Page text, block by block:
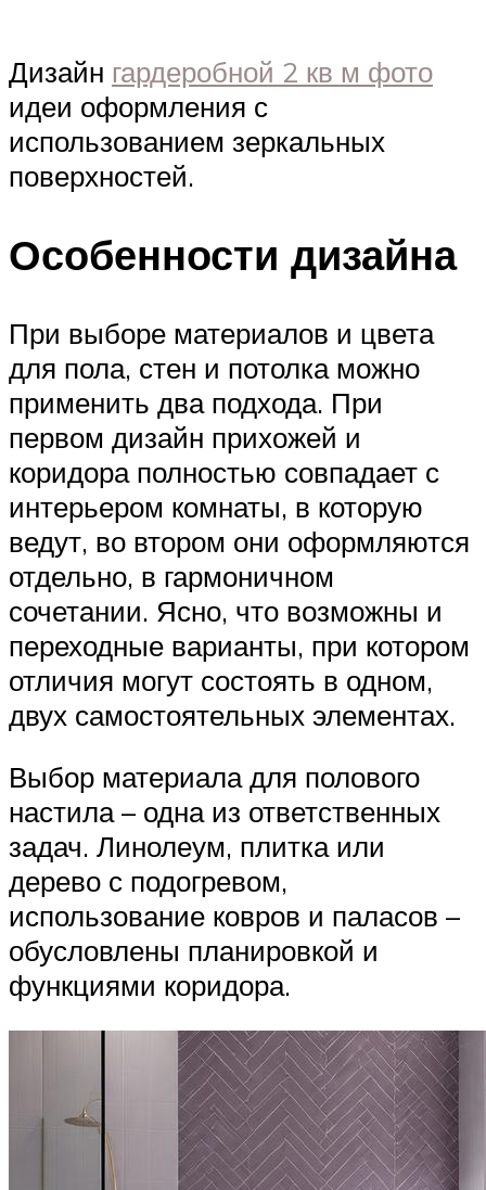
Дизайн гардеробной 2 кв м фото
идеи оформления с
использованием зеркальных
поверхностей.
Особенности дизайна
При выборе материалов и цвета
для пола, стен и потолка можно
применить два подхода. При
первом дизайн прихожей и
коридора полностью совпадает с
интерьером комнаты, в которую
ведут, во втором они оформляются
отдельно, в гармоничном
сочетании. Ясно, что возможны и
переходные варианты, при котором
отличия могут состоять в одном,
двух самостоятельных элементах.
Выбор материала для полового
настила – одна из ответственных
задач. Линолеум, плитка или
дерево с подогревом,
использование ковров и паласов –
обусловлены планировкой и
функциями коридора.